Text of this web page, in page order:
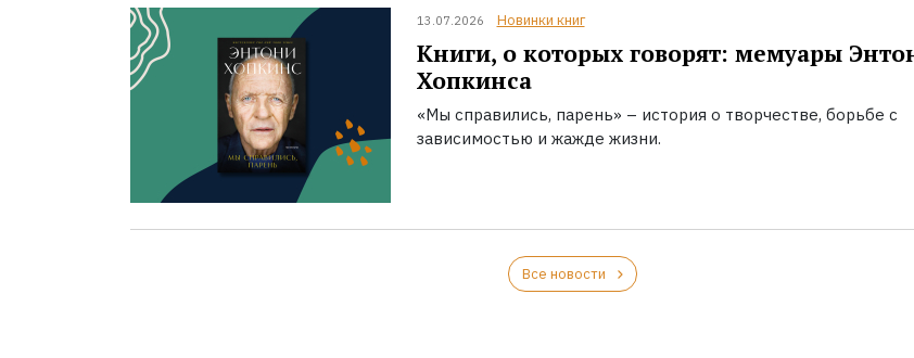
13.07.2026 Новинки книг
Книги, о которых говорят: мемуары
Хопкинса
«Мы справились, парень» – история о творчестве, борьбе с
зависимостью и жажде жизни.
Все новости